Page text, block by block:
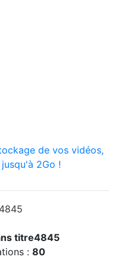
de vos vidéos,
2Go !
titre4845
: 80